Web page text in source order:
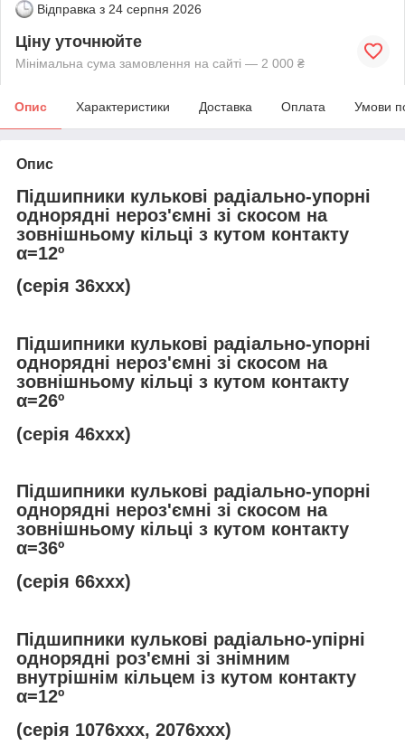
Відправка з 24 серпня 2026
Ціну уточнюйте
Мінімальна сума замовлення на сайті — 2 000 ₴
Опис Характеристики Доставка Оплата Умови
Опис
Підшипники кулькові радіально-упорні
однорядні нероз'ємні зі скосом на
зовнішньому кільці з кутом контакту
α=12º
(серія 36ххх)
Підшипники кулькові радіально-упорні
однорядні нероз'ємні зі скосом на
зовнішньому кільці з кутом контакту
α=26º
(серія 46ххх)
Підшипники кулькові радіально-упорні
однорядні нероз'ємні зі скосом на
зовнішньому кільці з кутом контакту
α=36º
(серія 66ххх)
Підшипники кулькові радіально-упірні
однорядні роз'ємні зі знімним
внутрішнім кільцем із кутом контакту
α=12º
(серія 1076ххх, 2076ххх)